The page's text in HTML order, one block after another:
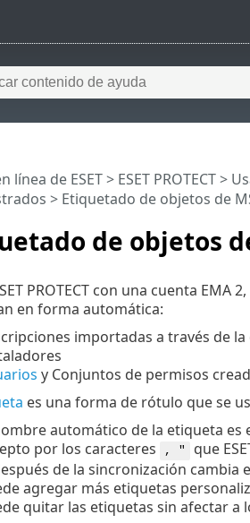
de objetos
línea de ESET> ESET PROTECT>
> Etiquetado de objetos de
PROTECT con una cuenta
en forma automática:
importadas a través de la
y Conjuntos de permisos
es una forma de rótulo que se
automático de la etiqueta es
por los caracteres
, " que
de la sincronización cambia
agregar más etiquetas
quitar las etiquetas sin afectar a